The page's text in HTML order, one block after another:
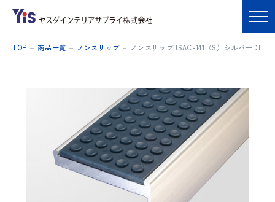
TOP 商品一覧 ノンスリップ ノンスリップ ISAC-141（S）シルバーDT